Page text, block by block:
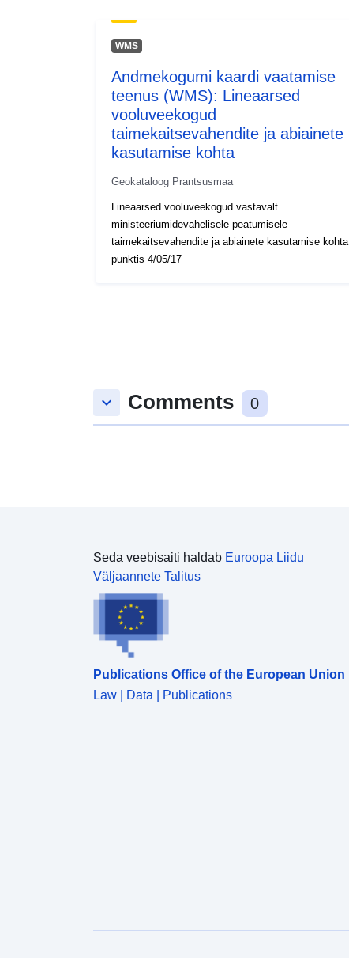
WMS
Andmekogumi kaardi vaatamise
teenus (WMS): Lineaarsed
vooluveekogud
taimekaitsevahendite ja abiainete
kasutamise kohta
Geokataloog Prantsusmaa
Lineaarsed vooluveekogud vastavalt
ministeeriumidevahelisele peatumisele
taimekaitsevahendite ja abiainete kasutamise kohta
punktis 4/05/17
keyboard_arrow_down Comments 0
Seda veebisaiti haldab Euroopa Liidu
Väljaannete Talitus
Publications Office of the European Union
Law | Data | Publications